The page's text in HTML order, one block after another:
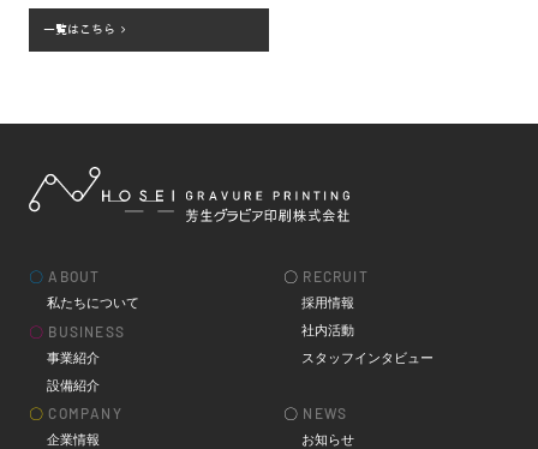
一覧はこちら
〇 ABOUT 〇 RECRUIT
私たちについて 採用情報
〇 BUSINESS
社内活動
事業紹介
スタッフインタビュー
設備紹介
〇 COMPANY 〇 NEWS
企業情報
お知らせ